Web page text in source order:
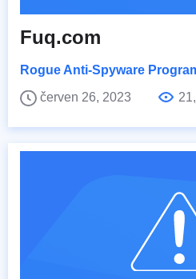
Fuq.com
Rogue Anti-Spyware
červen 26, 2023